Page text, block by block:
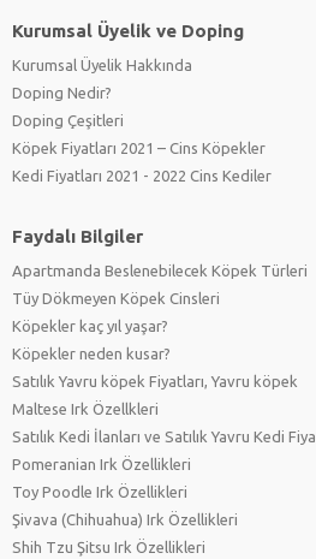
Kurumsal Üyelik ve Doping
Kurumsal Üyelik Hakkında
Doping Nedir?
Doping Çeşitleri
Köpek Fiyatları 2021 – Cins Köpekler
Kedi Fiyatları 2021 - 2022 Cins Kediler
Faydalı Bilgiler
Apartmanda Beslenebilecek Köpek Türleri
Tüy Dökmeyen Köpek Cinsleri
Köpekler kaç yıl yaşar?
Köpekler neden kusar?
Satılık Yavru köpek Fiyatları, Yavru köpek
Maltese Irk Özellkleri
Satılık Kedi İlanları ve Satılık Yavru Kedi
Pomeranian Irk Özellikleri
Toy Poodle Irk Özellikleri
Şivava (Chihuahua) Irk Özellikleri
Shih Tzu Şitsu Irk Özellikleri